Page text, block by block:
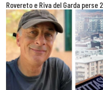
Rovereto e Riva del Garda